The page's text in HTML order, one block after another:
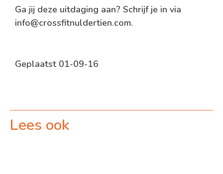
Ga jij deze uitdaging aan? Schrijf je in via
info@crossfitnuldertien.com.
Geplaatst 01-09-16
Lees ook